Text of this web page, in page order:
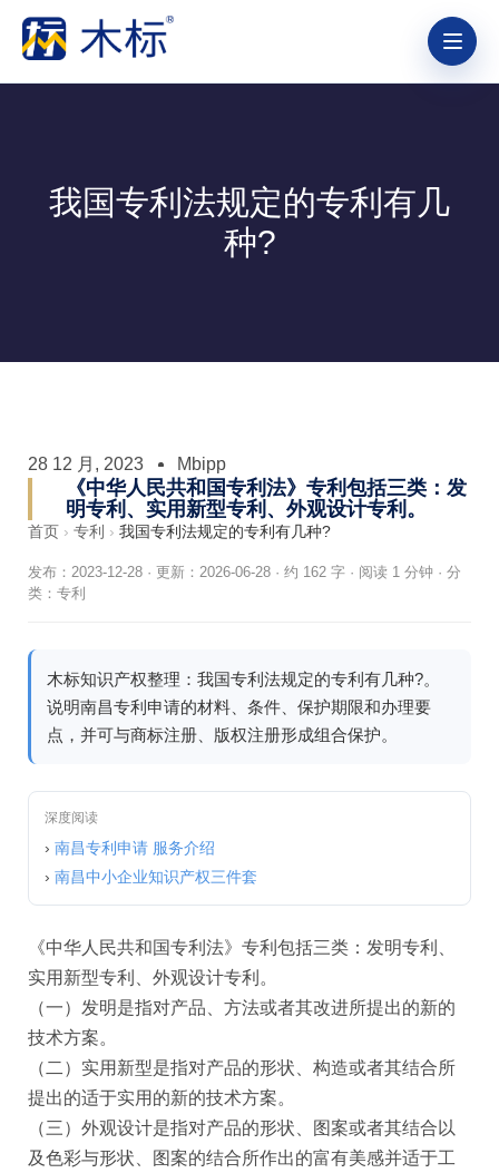
我国专利法规定的专利有几
种?
28 12 月, 2023 Mbipp
《中华人民共和国专利法》专利包括三类：发
明专利、实用新型专利、外观设计专利。
首页 › 专利 › 我国专利法规定的专利有几种?
发布：2023-12-28 · 更新：2026-06-28 · 约 162 字 · 阅读 1 分钟 · 分
类： 专利
木标知识产权整理：我国专利法规定的专利有几种?。
说明南昌专利申请的材料、条件、保护期限和办理要
点，并可与商标注册、版权注册形成组合保护。
深度阅读
› 南昌专利申请 服务介绍
› 南昌中小企业知识产权三件套
《中华人民共和国专利法》专利包括三类：发明专利、
实用新型专利、外观设计专利。
（一）发明是指对产品、方法或者其改进所提出的新的
技术方案。
（二）实用新型是指对产品的形状、构造或者其结合所
提出的适于实用的新的技术方案。
（三）外观设计是指对产品的形状、图案或者其结合以
及色彩与形状、图案的结合所作出的富有美感并适于工